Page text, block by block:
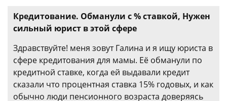
Кредитование. Обманули с % ставкой, Нужен
сильный юрист в этой сфере
Здравствуйте! меня зовут Галина и я ищу юриста в
сфере кредитования для мамы. Её обманули по
кредитной ставке, когда ей выдавали кредит
сказали что процентная ставка 15% годовых, и как
обычно люди пенсионного возраста доверяясь